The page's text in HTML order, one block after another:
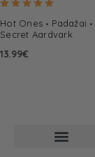
Hot Ones Padažai
Secret Aardvark
13.99€